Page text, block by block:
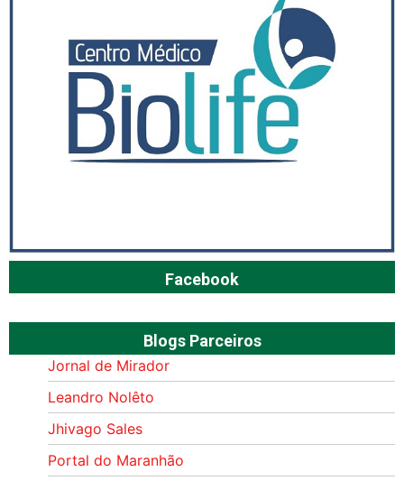
Facebook
Blogs Parceiros
Jornal de Mirador
Leandro Nolêto
Jhivago Sales
Portal do Maranhão